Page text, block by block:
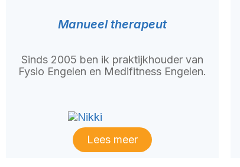
Manueel therapeut
Sinds 2005 ben ik praktijkhouder van
Fysio Engelen en Medifitness Engelen.
Lees meer